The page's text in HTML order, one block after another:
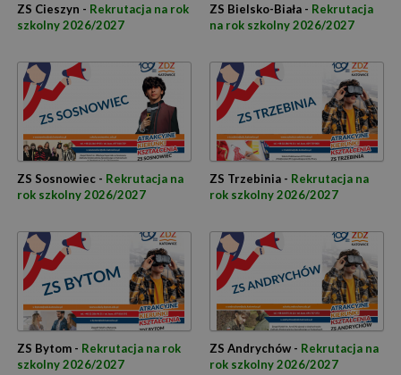
ZS Cieszyn - Rekrutacja na rok
szkolny 2026/2027
ZS Bielsko-Biała - Rekrutacja
na rok szkolny 2026/2027
ZS Sosnowiec - Rekrutacja na
rok szkolny 2026/2027
ZS Trzebinia - Rekrutacja na
rok szkolny 2026/2027
ZS Bytom - Rekrutacja na rok
szkolny 2026/2027
ZS Andrychów - Rekrutacja na
rok szkolny 2026/2027